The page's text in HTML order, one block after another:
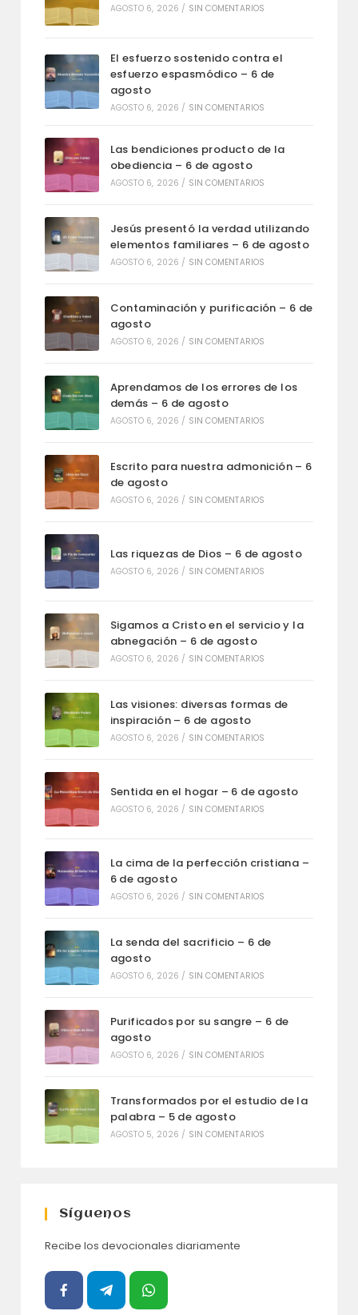
AGOSTO 6, 2026 / SIN COMENTARIOS
El esfuerzo sostenido contra el
esfuerzo espasmódico – 6 de
agosto
AGOSTO 6, 2026 / SIN COMENTARIOS
Las bendiciones producto de la
obediencia – 6 de agosto
AGOSTO 6, 2026 / SIN COMENTARIOS
Jesús presentó la verdad utilizando
elementos familiares – 6 de agosto
AGOSTO 6, 2026 / SIN COMENTARIOS
Contaminación y purificación – 6 de
agosto
AGOSTO 6, 2026 / SIN COMENTARIOS
Aprendamos de los errores de los
demás – 6 de agosto
AGOSTO 6, 2026 / SIN COMENTARIOS
Escrito para nuestra admonición – 6
de agosto
AGOSTO 6, 2026 / SIN COMENTARIOS
Las riquezas de Dios – 6 de agosto
AGOSTO 6, 2026 / SIN COMENTARIOS
Sigamos a Cristo en el servicio y la
abnegación – 6 de agosto
AGOSTO 6, 2026 / SIN COMENTARIOS
Las visiones: diversas formas de
inspiración – 6 de agosto
AGOSTO 6, 2026 / SIN COMENTARIOS
Sentida en el hogar – 6 de agosto
AGOSTO 6, 2026 / SIN COMENTARIOS
La cima de la perfección cristiana –
6 de agosto
AGOSTO 6, 2026 / SIN COMENTARIOS
La senda del sacrificio – 6 de
agosto
AGOSTO 6, 2026 / SIN COMENTARIOS
Purificados por su sangre – 6 de
agosto
AGOSTO 6, 2026 / SIN COMENTARIOS
Transformados por el estudio de la
palabra – 5 de agosto
AGOSTO 5, 2026 / SIN COMENTARIOS
Síguenos
Recibe los devocionales diariamente